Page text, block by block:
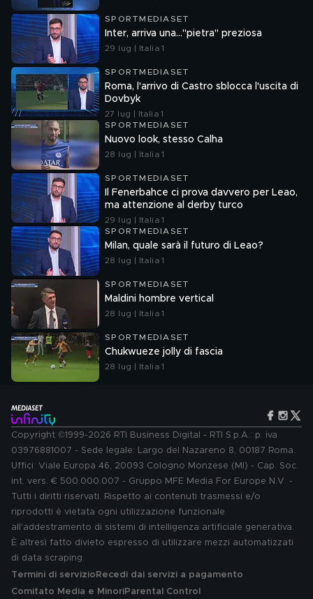
SPORTMEDIASET
Inter, arriva una..."pietra" preziosa
29 lug | Italia 1
SPORTMEDIASET
Roma, l'arrivo di Castro sblocca l'uscita di
Dovbyk
27 lug | Italia 1
SPORTMEDIASET
Nuovo look, stesso Calha
28 lug | Italia 1
SPORTMEDIASET
Il Fenerbahce ci prova davvero per Leao,
ma attenzione al derby turco
29 lug | Italia 1
SPORTMEDIASET
Milan, quale sarà il futuro di Leao?
28 lug | Italia 1
SPORTMEDIASET
Maldini hombre vertical
28 lug | Italia 1
SPORTMEDIASET
Chukwueze jolly di fascia
28 lug | Italia 1
Copyright ©1999-2026 RTI Business Digital - RTI S.p.A.: p. iva
03976881007 - Sede legale: Largo del Nazareno 8, 00187 Roma.
Uffici: Viale Europa 46, 20093 Cologno Monzese (MI) - Cap. Soc.
int. vers. € 500.000.007 - Gruppo MFE Media For Europe N.V. -
Tutti i diritti riservati. Rispetto ai contenuti trasmessi e/o
riprodotti è vietata ogni utilizzazione funzionale
all'addestramento di sistemi di intelligenza artificiale generativa.
È altresì fatto divieto espresso di utilizzare mezzi automatizzati
di data scraping.
Termini di servizio Recedi dai servizi a pagamento
Comitato Media e MinoriParental Control